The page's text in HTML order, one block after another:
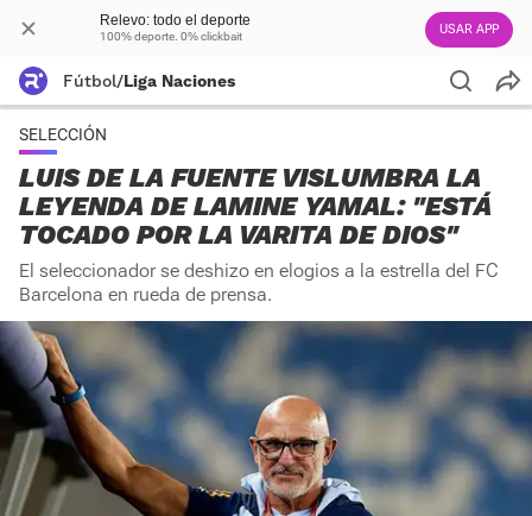
Relevo: todo el deporte
100% deporte. 0% clickbait USAR APP
Fútbol/Liga Naciones
SELECCIÓN
LUIS DE LA FUENTE VISLUMBRA LA
LEYENDA DE LAMINE YAMAL: "ESTÁ
TOCADO POR LA VARITA DE DIOS"
El seleccionador se deshizo en elogios a la estrella del FC
Barcelona en rueda de prensa.